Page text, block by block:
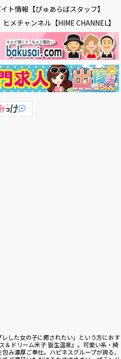
レした女の子に癒されたい」という方におす
＆ドリーム米子 皆生温泉』。可愛い系・綺
み濃厚ご奉仕。ハピネスグループが誇る、